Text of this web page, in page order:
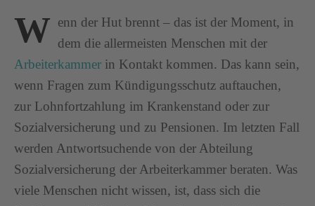
W enn der Hut brennt – das ist der Moment, in
dem die allermeisten Menschen mit der
Arbeiterkammer in Kontakt kommen. Das kann sein,
wenn Fragen zum Kündigungsschutz auftauchen,
zur Lohnfortzahlung im Krankenstand oder zur
Sozialversicherung und zu Pensionen. Im letzten Fall
werden Antwortsuchende von der Abteilung
Sozialversicherung der Arbeiterkammer beraten. Was
viele Menschen nicht wissen, ist, dass sich die